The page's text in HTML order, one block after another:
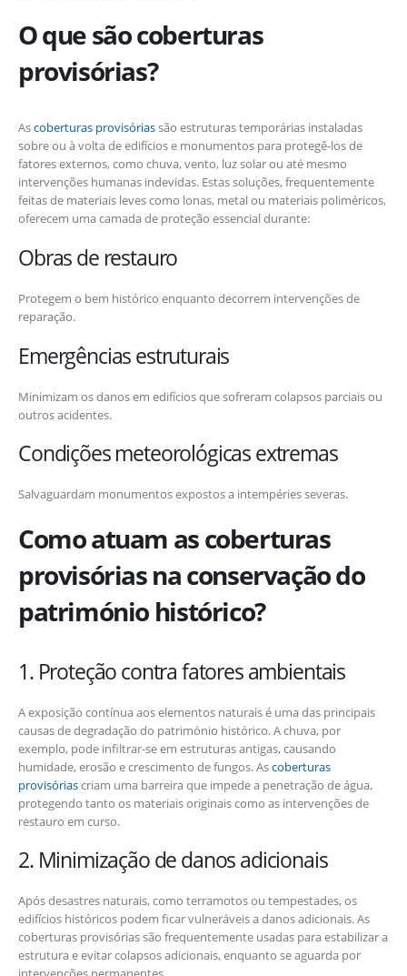
O que são coberturas
provisórias?
Ascoberturas provisóriassão estruturas temporárias instaladas
sobre ou à volta de edifícios e monumentos para protegê-los de
fatores externos, como chuva, vento, luz solar ou até mesmo
intervenções humanas indevidas. Estas soluções, frequentemente
feitas de materiais leves como lonas, metal ou materiais poliméricos,
oferecem uma camada de proteção essencial durante:
Obras de restauro
Protegem o bem histórico enquanto decorrem intervenções de
reparação.
Emergências estruturais
Minimizam os danos em edifícios que sofreram colapsos parciais ou
outros acidentes.
Condições meteorológicas extremas
Salvaguardam monumentos expostos a intempéries severas.
Como atuam as coberturas
provisórias na conservação do
património histórico?
1. Proteção contra fatores ambientais
A exposição contínua aos elementos naturais é uma das principais
causas de degradação do património histórico. A chuva, por
exemplo, pode infiltrar-se em estruturas antigas, causando
humidade, erosão e crescimento de fungos. Ascoberturas
provisóriascriam uma barreira que impede a penetração de água,
protegendo tanto os materiais originais como as intervenções de
restauro em curso.
2. Minimização de danos adicionais
Após desastres naturais, como terramotos ou tempestades, os
edifícios históricos podem ficar vulneráveis a danos adicionais. As
coberturas provisórias são frequentemente usadas para estabilizar a
estrutura e evitar colapsos adicionais, enquanto se aguarda por